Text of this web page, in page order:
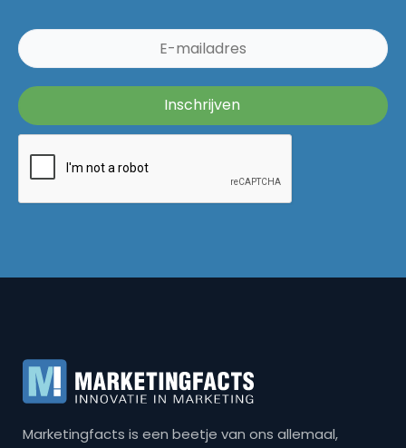
Marketingfacts is een beetje van ons allemaal,